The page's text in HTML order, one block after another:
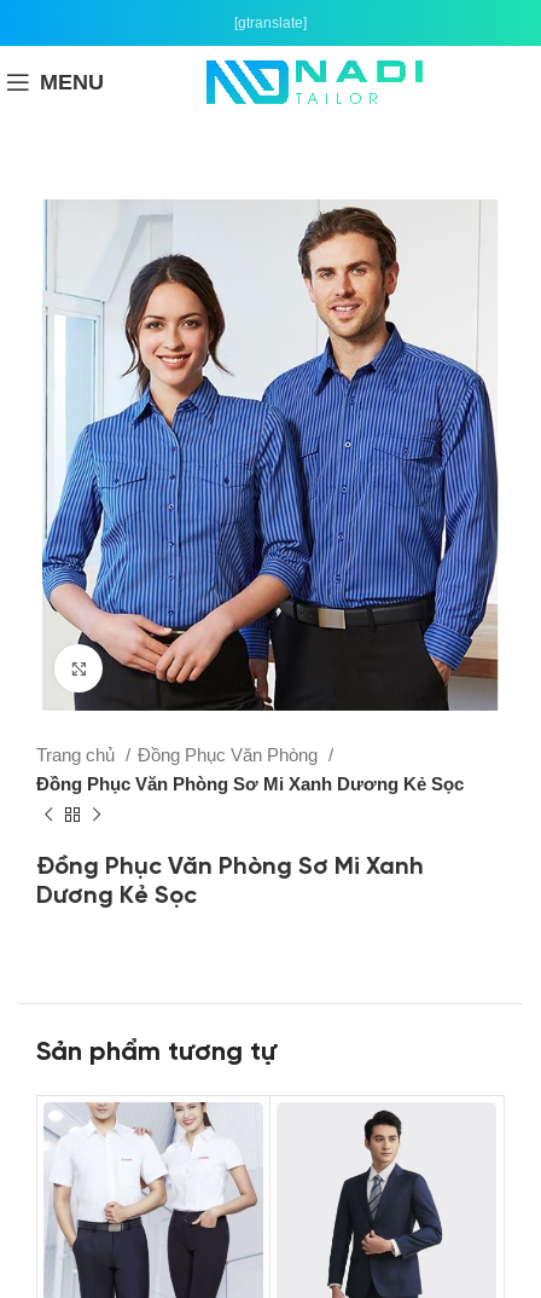
[gtranslate]
MENU
Click to enlarge
Trang chủ
Đồng Phục Văn Phòng
Đồng Phục Văn Phòng Sơ Mi Xanh Dương Kẻ Sọc
Đồng Phục Văn Phòng Sơ Mi Xanh
Dương Kẻ Sọc
Sản phẩm tương tự